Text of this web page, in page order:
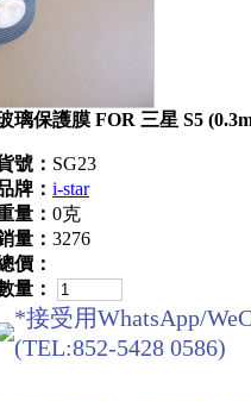
璃保護膜 FOR 三星 S5
號： SG23
牌： i-star
量： 0克
量： 3276
價：
量：
*接受用WhatsApp/
(TEL:852-5428 0586)